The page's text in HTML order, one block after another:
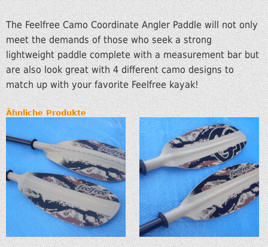
The Feelfree Camo Coordinate Angler Paddle will not only
meet the demands of those who seek a strong
lightweight paddle complete with a measurement bar but
are also look great with 4 different camo designs to
match up with your favorite Feelfree kayak!
Ähnliche Produkte